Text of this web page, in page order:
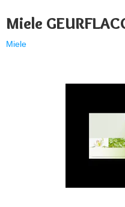
Miele
Miele